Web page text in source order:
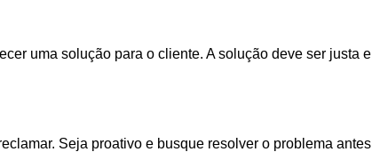
uma solução para o cliente. A solução deve ser justa e
Seja proativo e busque resolver o problema antes